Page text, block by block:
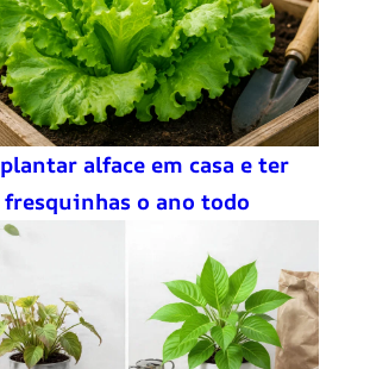
alface em casa e ter
o ano todo